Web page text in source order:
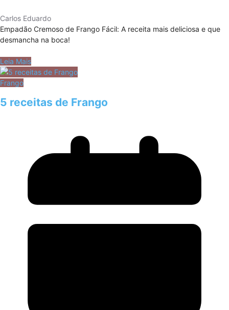
Carlos Eduardo
Empadão Cremoso de Frango Fácil: A receita mais deliciosa e que
desmancha na boca!
Leia Mais
Frango
5 receitas de Frango